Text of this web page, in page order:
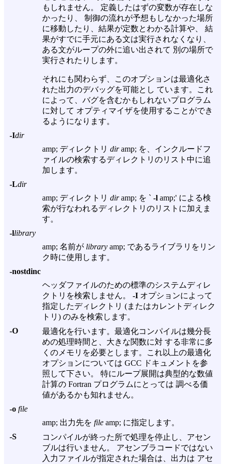
もしれません。 定義したはずの変数が存在しな
かったり、 制御の流れが予想もしなかった場所
に移動したり、結果が定数とわかる計算や、 結
果がすでに手元にある文は実行されなくなり、
ある文がループの外に追い出されて 別の場所で
実行されたりします。
それにも関わらず、このオプションは最適化さ
れた出力のデバッグを可能とし ています。これ
によって、バグを含むかもしれないプログラム
に対して オプティマイザを使用することができ
るようになります。
-Idir
amp; ディレクトリ diramp; を、インクルードフ
ァイルの検索するディレクトリのリスト中に追
加します。
-Ldir
amp; ディレクトリ diramp; を ` -l amp;' による検
索が行なわれるディレクトリのリストに加えま
す。
-llibrary
amp; 名前が library amp; であるライブラリをリン
ク時に使用します。
-nostdinc
ヘッダファイルのための標準のシステムディレ
クトリを検索しません。 -I オプションによって
指定したディレクトリ (またはカレントディレク
トリ) のみを検索します。
-O
最適化を行います。最適化コンパイルは幾分長
めの処理時間と、大きな関数に対 する非常に多
くのメモリを必要とします。これ以上の最適化
オプションについては GCC ドキュメントを参
照して下さい。 特にループ展開は典型的な数値
計算の Fortran プログラムにとっては 調べる価
値があるかも知れません。
-o file
amp; 出力先を file amp; に指定します。
-S
コンパイルが終った所で処理を停止し、アセン
ブルは行いません。 アセンブラコードではない
入力ファイルが指定された場合は、出力は アセ